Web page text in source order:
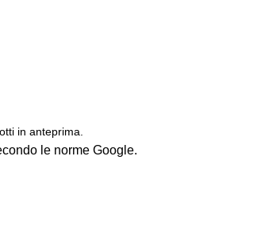
in anteprima.
le norme Google.